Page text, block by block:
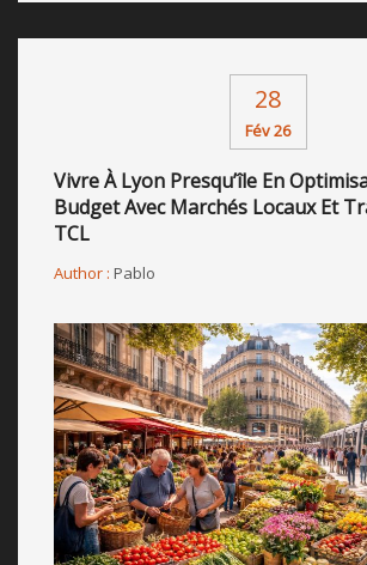
28
Fév 26
Vivre À Lyon Presqu’île En
Budget Avec Marchés Locaux Et
TCL
Author : Pablo